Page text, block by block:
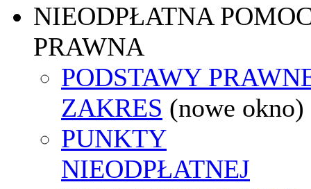
NIEODPŁATNA
PRAWNA
PODSTAWY
ZAKRES (nowe okno)
PUNKTY
NIEODPŁATNEJ